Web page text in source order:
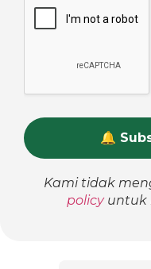
Kami tidak
policyuntuk